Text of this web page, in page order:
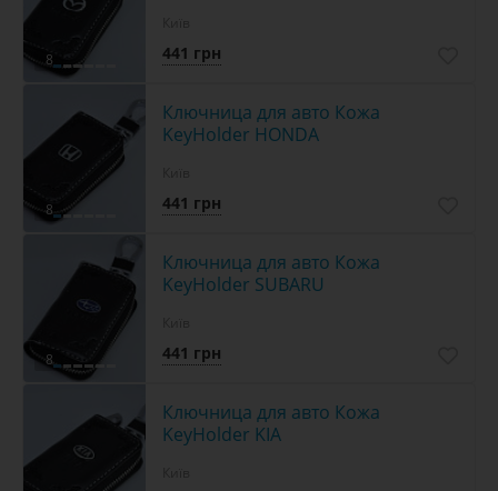
8 441 грн
8
Ключница для авто Кожа
KeyHolder HONDA
441 грн
8
Ключница для авто Кожа
KeyHolder SUBARU
441 грн
Ключница для авто Кожа
KeyHolder KIA